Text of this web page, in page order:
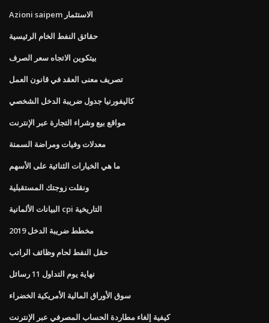
Azioni saipem الاستثمار
حقائق النفط الخام الرئيسية
بيتكوين الاتجاه سعر الصرف
تصريف معنى العقد في قانون العمل
كاليفورنيا جدول ضريبة الدخل الشخصي
مواقع بيع وشراء التجارة عبر الإنترنت
معدلات وفيات ومراضة السمنة
ما هي الخيارات الثنائية على الأسهم
ونقلت زوجتك المستقبلية
البيانات الألمانية cpi التاريخية
مخطط ضريبة الدخل 2019
حقل النفط لحام وظائف الراتب
نهاية يوم التداول 11 رسائل
سوق الأوراق المالية الأمريكية الخضراء
كيفية إلغاء مطاردة الحساب المصرفي عبر الإنترنت